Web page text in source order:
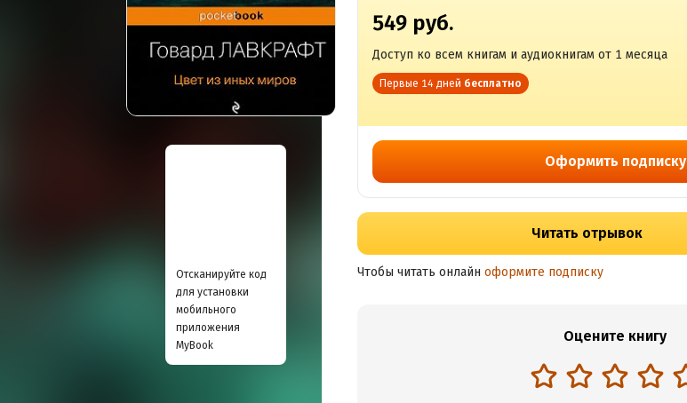
Отсканируйте код
для установки
мобильного
приложения
MyBook
549 руб.
Доступ ко всем книгам и аудиокнигам от 1 месяца
Первые 14 дней бесплатно
Оформить подписку
Читать отрывок
Чтобы читать онлайн оформите подписку
Оцените книгу